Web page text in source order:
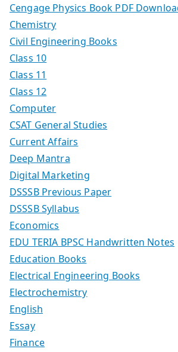
Cengage Physics Book PDF
Chemistry
Civil Engineering Books
Class 10
Class 11
Class 12
Computer
CSAT General Studies
Current Affairs
Deep Mantra
Digital Marketing
DSSSB Previous Paper
DSSSB Syllabus
Economics
EDU TERIA BPSC Handwritten Notes
Education Books
Electrical Engineering Books
Electrochemistry
English
Essay
Finance